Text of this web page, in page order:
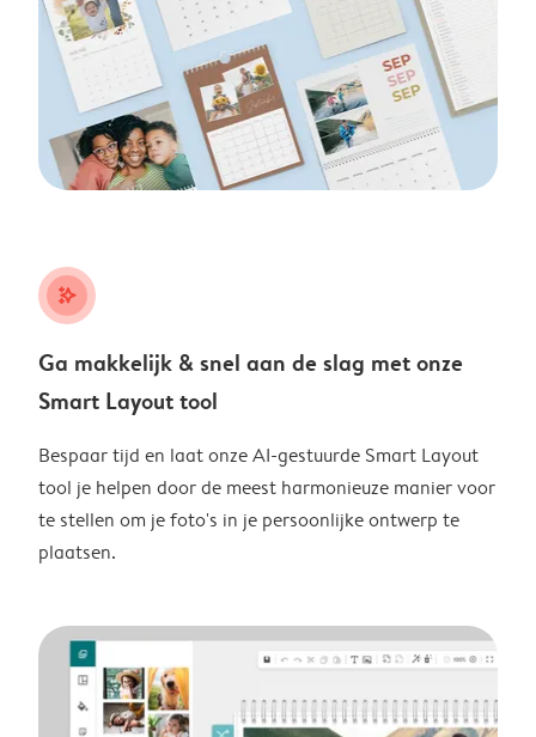
stars_plus
Ga makkelijk & snel aan de slag met onze
Smart Layout tool
Bespaar tijd en laat onze AI-gestuurde Smart Layout
tool je helpen door de meest harmonieuze manier voor
te stellen om je foto's in je persoonlijke ontwerp te
plaatsen.